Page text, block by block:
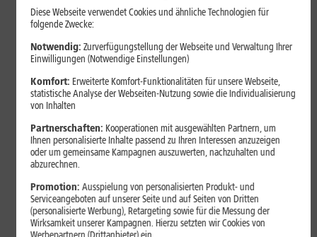
Geräte & Hardware
Smartwatch beim Sport: So
unterstützt sie Dein Training
Eine Smartwatch macht Belastung, Tempo und Trainingsablauf
sichtbar. Erfahre, wie Du Pulsmessung, Herzfrequenzzonen, GPS,
keine medizinische Beurteilung ersetzen.
Mehr erfahren
Diese Webseite verwendet Cookies und ähnliche Technologien für
folgende Zwecke:
Notwendig: Zurverfügungstellung der Webseite und Verwaltung Ihrer
Einwilligungen (Notwendige Einstellungen)
Komfort: Erweiterte Komfort-Funktionalitäten für unsere Webseite,
statistische Analyse der Webseiten-Nutzung sowie die Individualisierung
von Inhalten
Partnerschaften: Kooperationen mit ausgewählten Partnern, um
Ihnen personalisierte Inhalte passend zu Ihren Interessen anzuzeigen
oder um gemeinsame Kampagnen auszuwerten, nachzuhalten und
abzurechnen.
Promotion: Ausspielung von personalisierten Produkt- und
Serviceangeboten auf unserer Seite und auf Seiten von Dritten
(personalisierte Werbung), Retargeting sowie für die Messung der
Wirksamkeit unserer Kampagnen. Hierzu setzten wir Cookies von